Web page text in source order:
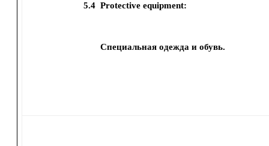
5.4 Protective equipment:
Специальная одежда и обувь.